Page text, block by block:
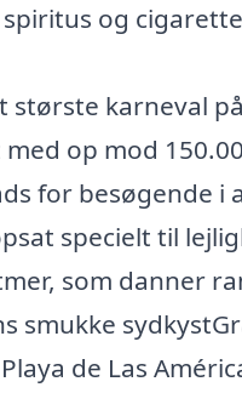
og
karneval
op mod
for besøgende i
specielt til
som danner
smukke
de Las